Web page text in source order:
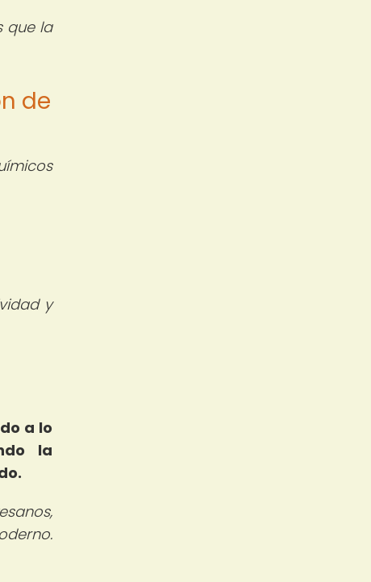
que la
de
y
a lo
la